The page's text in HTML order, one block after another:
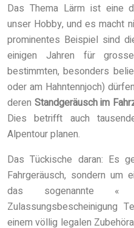
Das Thema Lärm ist eine
unser Hobby, und es macht
prominentes Beispiel sind
einigen Jahren für
bestimmten, besonders
oder am Hahntennjoch)
deren Standgeräusch im
Dies betrifft auch
Alpentour planen.
Das Tückische daran: Es
Fahrgeräusch, sondern um
das sogenannte
Zulassungsbescheinigung
einem völlig legalen